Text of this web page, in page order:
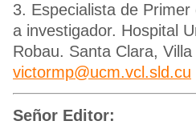
3. Especialista de
a investigador. Hospital
Robau. Santa Clara,
victormp@ucm.vcl.sld.cu
Señor Editor: